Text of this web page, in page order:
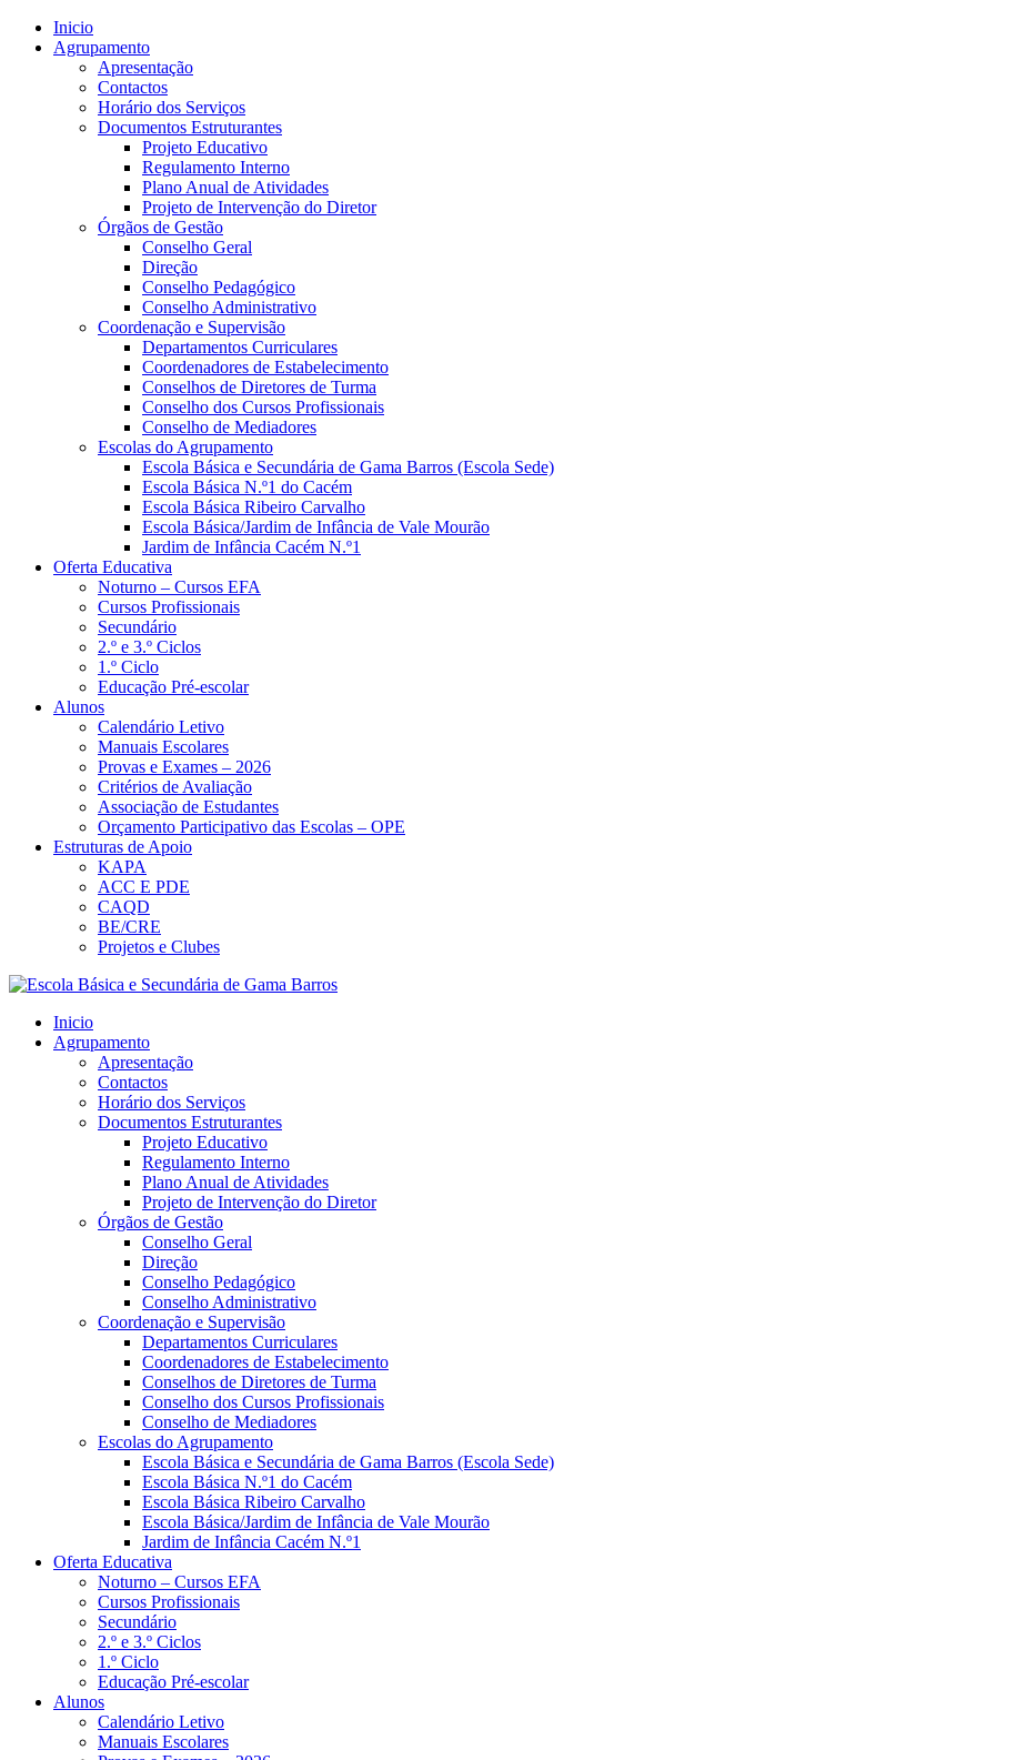
Inicio
Agrupamento
Apresentação
Contactos
Horário dos Serviços
Documentos Estruturantes
Projeto Educativo
Regulamento Interno
Plano Anual de Atividades
Projeto de Intervenção do Diretor
Órgãos de Gestão
Conselho Geral
Direção
Conselho Pedagógico
Conselho Administrativo
Coordenação e Supervisão
Departamentos Curriculares
Coordenadores de Estabelecimento
Conselhos de Diretores de Turma
Conselho dos Cursos Profissionais
Conselho de Mediadores
Escolas do Agrupamento
Escola Básica e Secundária de Gama Barros (Escola Sede)
Escola Básica N.º1 do Cacém
Escola Básica Ribeiro Carvalho
Escola Básica/Jardim de Infância de Vale Mourão
Jardim de Infância Cacém N.º1
Oferta Educativa
Noturno – Cursos EFA
Cursos Profissionais
Secundário
2.º e 3.º Ciclos
1.º Ciclo
Educação Pré-escolar
Alunos
Calendário Letivo
Manuais Escolares
Provas e Exames – 2026
Critérios de Avaliação
Associação de Estudantes
Orçamento Participativo das Escolas – OPE
Estruturas de Apoio
KAPA
ACC E PDE
CAQD
BE/CRE
Projetos e Clubes
Inicio
Agrupamento
Apresentação
Contactos
Horário dos Serviços
Documentos Estruturantes
Projeto Educativo
Regulamento Interno
Plano Anual de Atividades
Projeto de Intervenção do Diretor
Órgãos de Gestão
Conselho Geral
Direção
Conselho Pedagógico
Conselho Administrativo
Coordenação e Supervisão
Departamentos Curriculares
Coordenadores de Estabelecimento
Conselhos de Diretores de Turma
Conselho dos Cursos Profissionais
Conselho de Mediadores
Escolas do Agrupamento
Escola Básica e Secundária de Gama Barros (Escola Sede)
Escola Básica N.º1 do Cacém
Escola Básica Ribeiro Carvalho
Escola Básica/Jardim de Infância de Vale Mourão
Jardim de Infância Cacém N.º1
Oferta Educativa
Noturno – Cursos EFA
Cursos Profissionais
Secundário
2.º e 3.º Ciclos
1.º Ciclo
Educação Pré-escolar
Alunos
Calendário Letivo
Manuais Escolares